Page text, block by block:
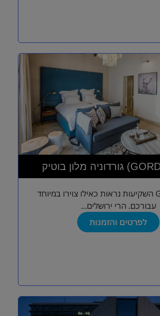
גורדוניה מלון בוטיק (GORDONIA –
PRIVATE HOTEL)
מ-Gordonia השקיעות נראות כאילו צוירו במיוחד
עבורכם. הרי ירושלים...
לפרטים והזמנות